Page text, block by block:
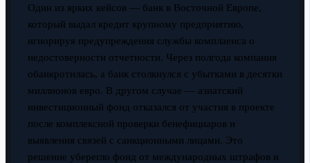
Один из ярких кейсов — банк в Восточной Европе,
который выдал кредит крупному предприятию,
игнорируя предупреждения службы комплаенса о
недостоверности отчетности. Через полгода компания
обанкротилась, а банк столкнулся с убытками в десятки
миллионов евро. В другом случае — азиатский
инвестиционный фонд отказался от участия в проекте
после комплексной проверки бенефициаров и
выявления связей с санкционными лицами. Это
решение уберегло фонд от международных штрафов и